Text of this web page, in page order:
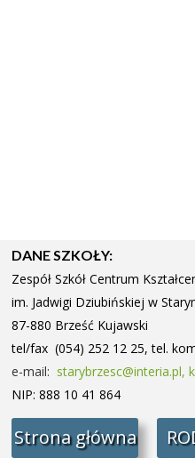
Strona główna
DANE SZKOŁY:
Zespół Szkół Centrum
im. Jadwigi Dziubińskiej w
87-880 Brześć Kujawski
tel/fax (054) 252 12 25, tel.
e-mail: starybrzesc@interia.pl,
NIP: 888 10 41 864